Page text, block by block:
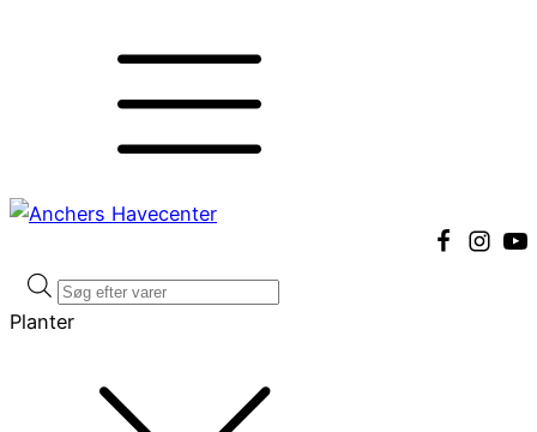
Products
search
Planter